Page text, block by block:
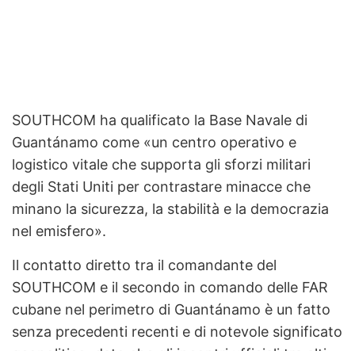
SOUTHCOM ha qualificato la Base Navale di
Guantánamo come «un centro operativo e
logistico vitale che supporta gli sforzi militari
degli Stati Uniti per contrastare minacce che
minano la sicurezza, la stabilità e la democrazia
nel emisfero».
Il contatto diretto tra il comandante del
SOUTHCOM e il secondo in comando delle FAR
cubane nel perimetro di Guantánamo è un fatto
senza precedenti recenti e di notevole significato